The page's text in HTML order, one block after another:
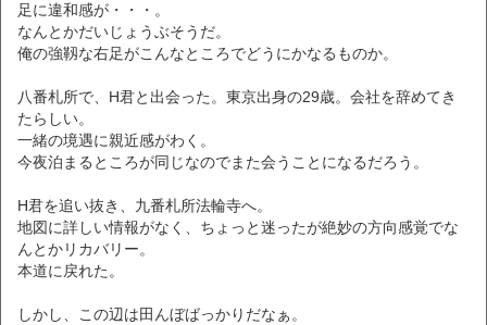
足に違和感が・・・。
なんとかだいじょうぶそうだ。
俺の強靱な右足がこんなところでどうにかなるものか。
八番札所で、H君と出会った。東京出身の29歳。会社を辞めてき
たらしい。
一緒の境遇に親近感がわく。
今夜泊まるところが同じなのでまた会うことになるだろう。
H君を追い抜き、九番札所法輪寺へ。
地図に詳しい情報がなく、ちょっと迷ったが絶妙の方向感覚でな
んとかリカバリー。
本道に戻れた。
しかし、この辺は田んぼばっかりだなぁ。